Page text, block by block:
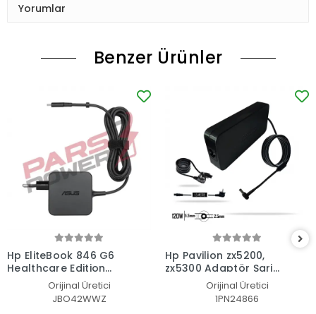
Yorumlar
Benzer Ürünler
Hp EliteBook 846 G6
Healthcare Edition
Adaptör Şarj Aleti-
Orijinal Üretici
JBO42WWZ
Hp Pavilion zx5200,
zx5300 Adaptör Şarj
Aleti-CihazıOrijinal Üretici
1PN24866